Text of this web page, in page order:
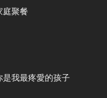
庭聚餐
是我最疼愛的孩子